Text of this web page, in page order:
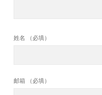
姓名 （必填）
邮箱 （必填）